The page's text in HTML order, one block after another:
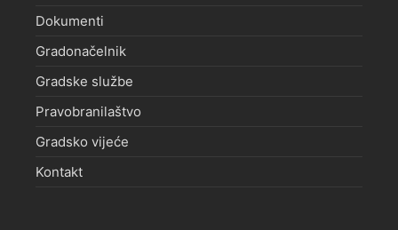
Dokumenti
Gradonačelnik
Gradske službe
Pravobranilaštvo
Gradsko vijeće
Kontakt